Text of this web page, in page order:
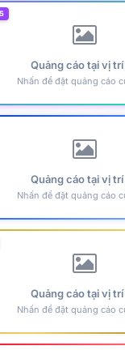
Quảng cáo tại vị
Nhấn để đặt quảng cáo
Quảng cáo tại vị
Nhấn để đặt quảng cáo
Quảng cáo tại vị trí
Nhấn để đặt quảng cáo